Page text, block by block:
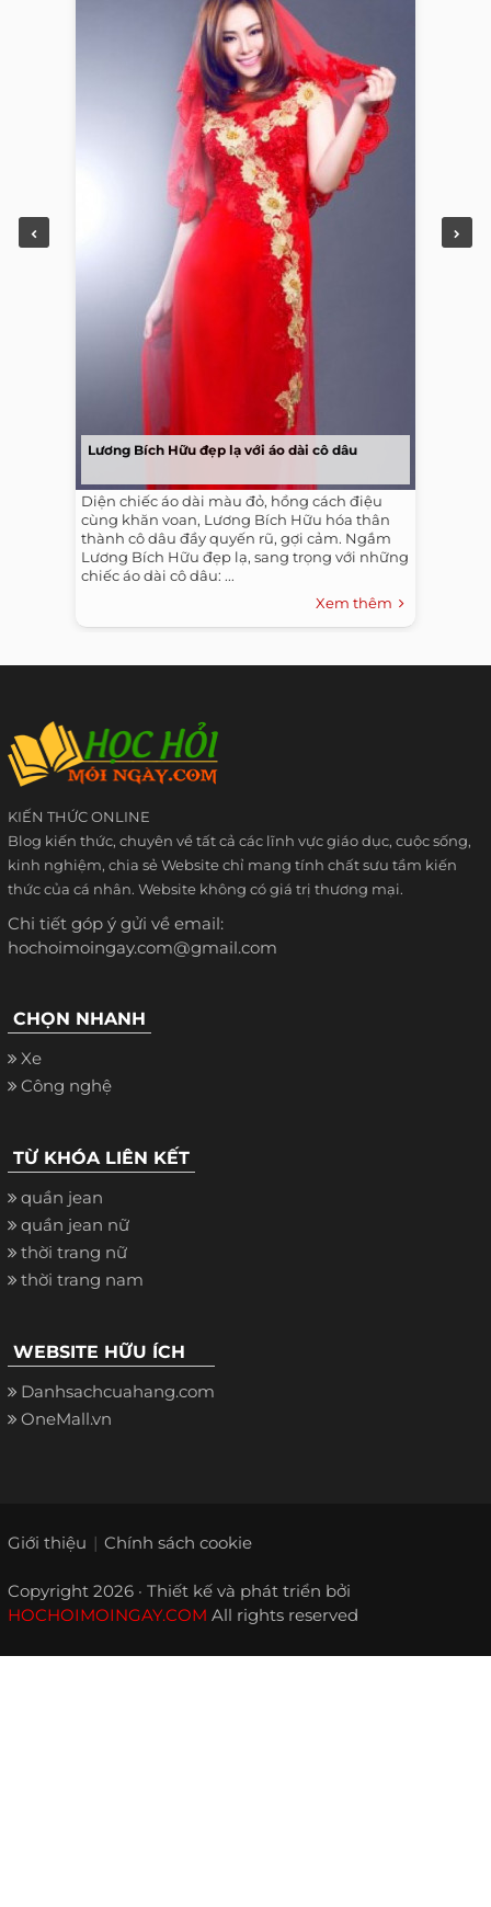
Lương Bích Hữu đẹp lạ với áo dài cô dâu
Diện chiếc áo dài màu đỏ, hồng cách điệu
cùng khăn voan, Lương Bích Hữu hóa thân
thành cô dâu đầy quyến rũ, gợi cảm. Ngắm
Lương Bích Hữu đẹp lạ, sang trọng với những
chiếc áo dài cô dâu: ...
Xem thêm
KIẾN THỨC ONLINE
Blog kiến thức, chuyên về tất cả các lĩnh vực giáo dục, cuộc sống,
kinh nghiệm, chia sẻ Website chỉ mang tính chất sưu tầm kiến
thức của cá nhân. Website không có giá trị thương mại.
Chi tiết góp ý gửi về email:
hochoimoingay.com@gmail.com
CHỌN NHANH
Xe
Công nghệ
TỪ KHÓA LIÊN KẾT
quần jean
quần jean nữ
thời trang nữ
thời trang nam
WEBSITE HỮU ÍCH
Danhsachcuahang.com
OneMall.vn
Giới thiệu Chính sách cookie
Copyright 2026 · Thiết kế và phát triển bởi
HOCHOIMOINGAY.COM All rights reserved